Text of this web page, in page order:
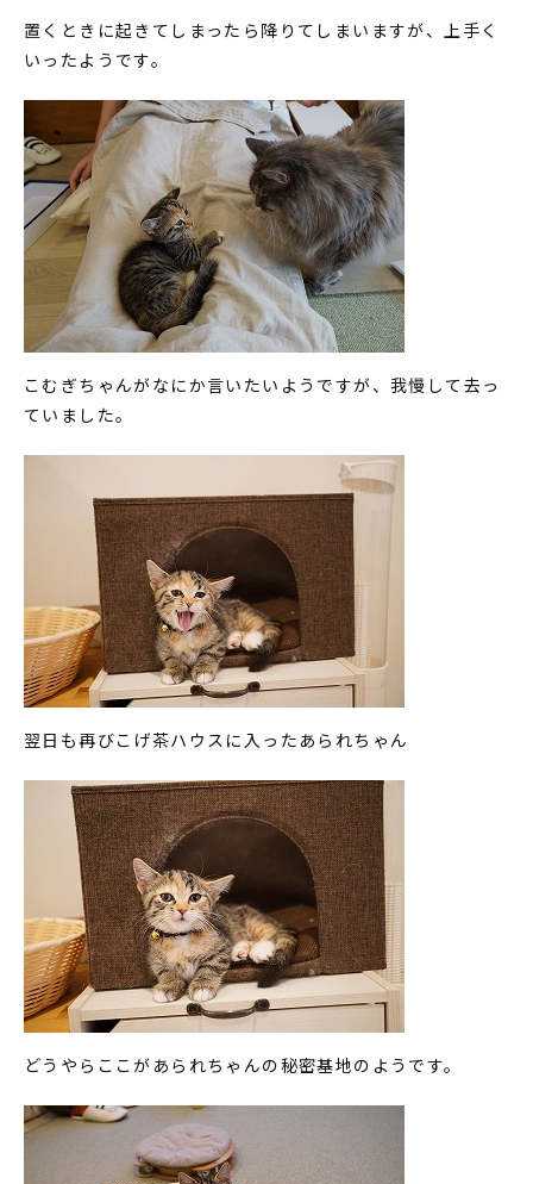
置くときに起きてしまったら降りてしまいますが、上手く
いったようです。
こむぎちゃんがなにか言いたいようですが、我慢して去っ
ていました。
翌日も再びこげ茶ハウスに入ったあられちゃん
どうやらここがあられちゃんの秘密基地のようです。